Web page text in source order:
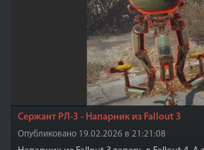
Сержант РЛ-3 - Напарник из Fallout 3
Опубликовано 19.02.2026 в 21:21:08